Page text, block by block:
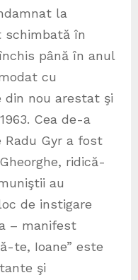
la
schimbată în
până în anul
cu
din nou arestat şi
Cea de-a
Radu Gyr a fost
ridică-
au
de instigare
– manifest
te, Ioane” este
şi